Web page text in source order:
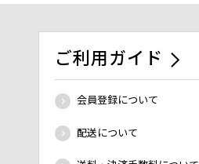
ご利用ガイド
会員登録について
配送について